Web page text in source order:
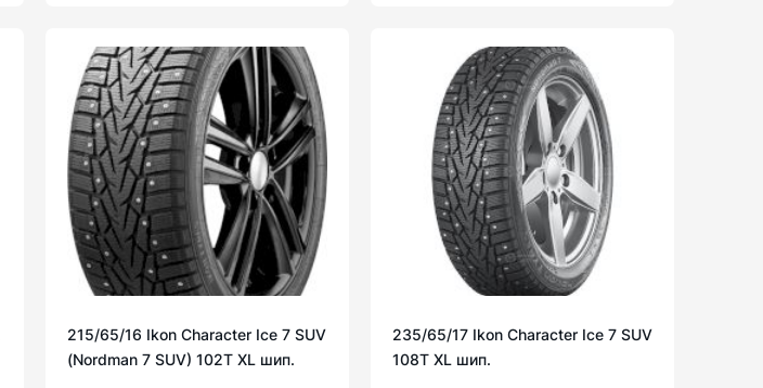
215/65/16 Ikon Character Ice 7 SUV
(Nordman 7 SUV) 102T XL шип.
235/65/17 Ikon Character Ice 7 SUV
108T XL шип.